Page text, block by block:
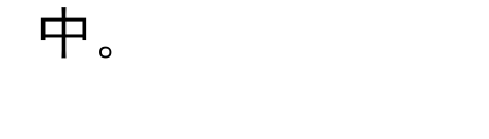
中。